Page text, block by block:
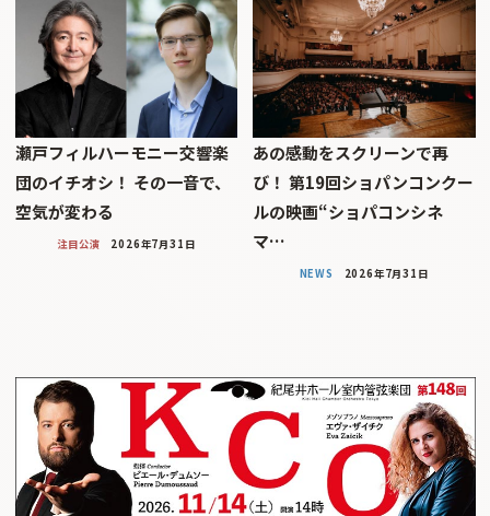
瀬戸フィルハーモニー交響楽
団のイチオシ！ その一音で、
空気が変わる
注目公演 2026年7月31日
あの感動をスクリーンで再
び！ 第19回ショパンコンクー
ルの映画“ショパコンシネ
マ…
NEWS 2026年7月31日